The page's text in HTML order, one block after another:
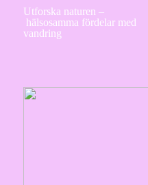
Utforska naturen –
hälsosamma fördelar med
vandring